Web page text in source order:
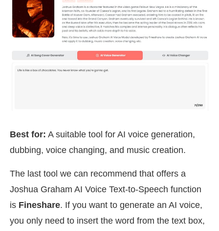
Best for: A suitable tool for AI voice generation,
dubbing, voice changing, and music creation.
The last tool we can recommend that offers a
Joshua Graham AI Voice Text-to-Speech function
is Fineshare. If you want to generate an AI voice,
you only need to insert the word from the text box,